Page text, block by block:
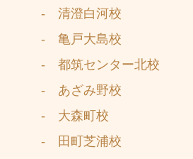
- 清澄白河校
- 亀戸大島校
- 都筑センター北校
- あざみ野校
- 大森町校
- 田町芝浦校